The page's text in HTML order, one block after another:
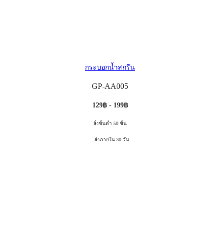
กระบอกน้ำสกรีน
GP-AA005
129฿ - 199฿
สั่งขั้นต่ำ 50 ชิ้น
, ส่งภายใน 30 วัน